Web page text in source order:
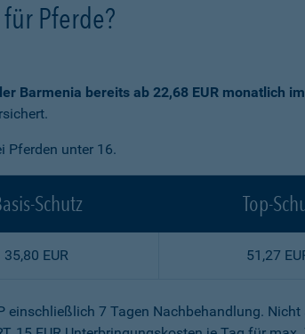
Pferde?
Barmenia bereits ab 22,68 EUR monatlich
Pferden unter 16.
Schutz Top-
35,80 EUR 51,27
einschließlich 7 Tagen Nachbehandlung.